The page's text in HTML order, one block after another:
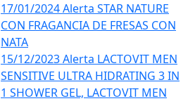
17/01/2024 Alerta STAR NATURE
CON FRAGANCIA DE FRESAS CON
NATA
15/12/2023 Alerta LACTOVIT MEN
SENSITIVE ULTRA HIDRATING 3 IN
1 SHOWER GEL, LACTOVIT MEN